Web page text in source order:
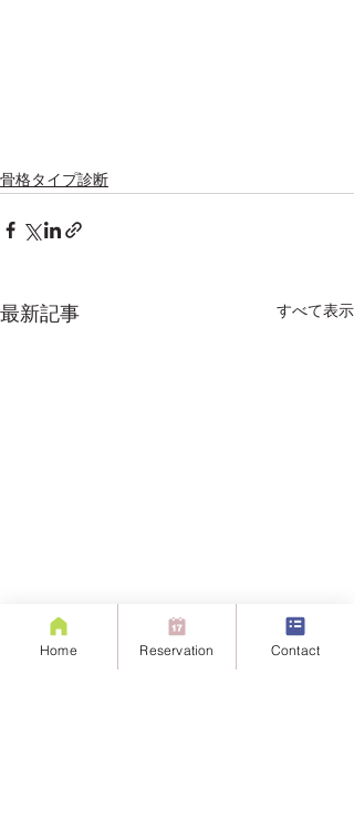
骨格タイプ診断
最新記事 すべて表示
Home Reservation Contact